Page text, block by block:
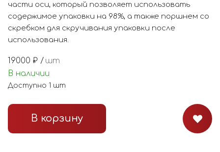
части оси, который позволяет использовать
содержимое упаковки на 98%, а также поршнем со
скребком для скручивания упаковки после
использования.
19000 ₽ / шт
В наличии
Доступно 1 шт
В корзину